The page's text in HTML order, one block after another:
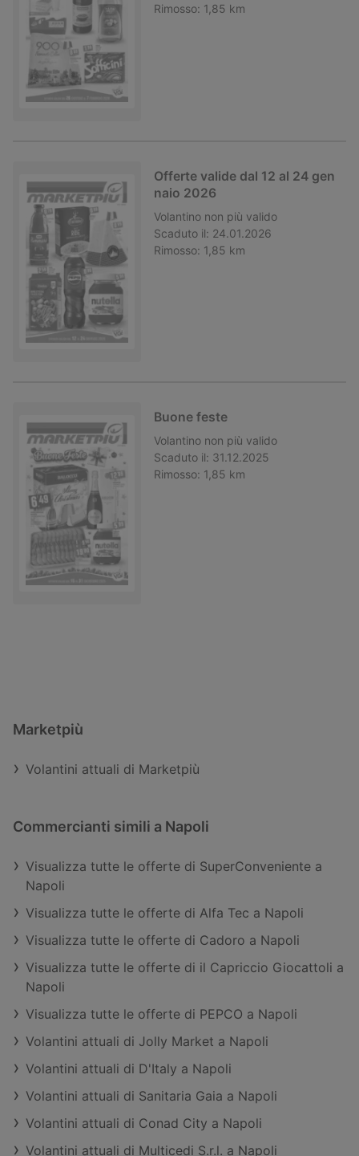
Rimosso: 1,85 km
Offerte valide dal 12 al 24 gen
naio 2026
Volantino non più valido
Scaduto il: 24.01.2026
Rimosso: 1,85 km
Buone feste
Volantino non più valido
Scaduto il: 31.12.2025
Rimosso: 1,85 km
Marketpiù
Volantini attuali di Marketpiù
Commercianti simili a Napoli
Visualizza tutte le offerte di SuperConveniente a
Napoli
Visualizza tutte le offerte di Alfa Tec a Napoli
Visualizza tutte le offerte di Cadoro a Napoli
Visualizza tutte le offerte di il Capriccio Giocattoli a
Napoli
Visualizza tutte le offerte di PEPCO a Napoli
Volantini attuali di Jolly Market a Napoli
Volantini attuali di D'Italy a Napoli
Volantini attuali di Sanitaria Gaia a Napoli
Volantini attuali di Conad City a Napoli
Volantini attuali di Multicedi S.r.l. a Napoli